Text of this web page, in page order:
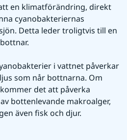
en klimatförändring, direkt
cyanobakteriernas
Detta leder troligtvis till en
i vattnet påverkar
som når bottnarna. Om
det att påverka
bottenlevande makroalger,
även fisk och djur.